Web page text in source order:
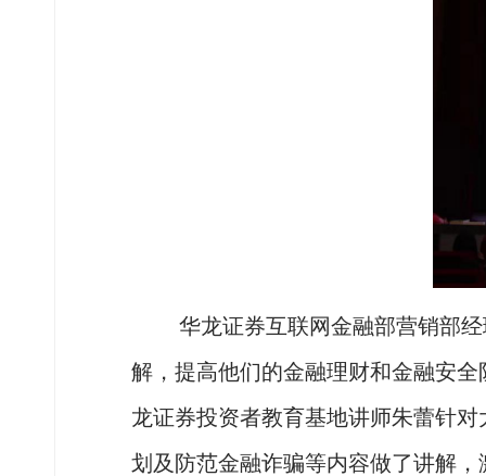
华龙证券互联网金融部营销部
解，提高他们的金融理财和金融安
龙证券投资者教育基地讲师朱蕾针
划及防范金融诈骗等内容做了讲解